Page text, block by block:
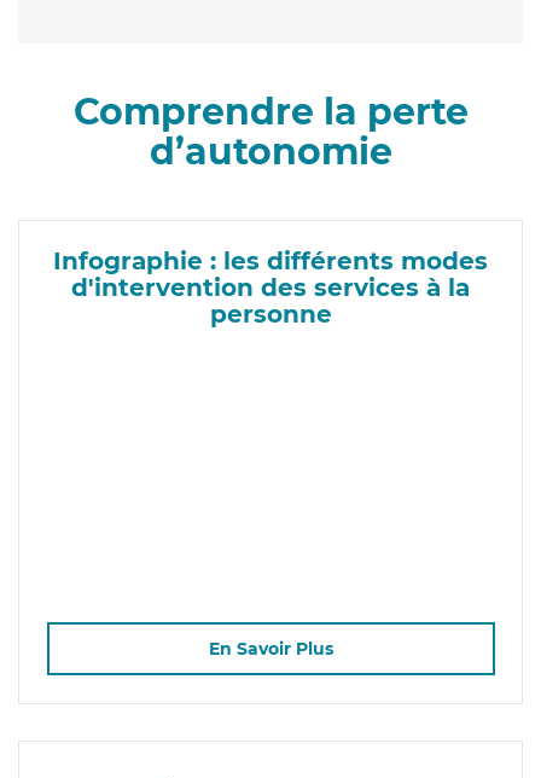
Comprendre la perte
d’autonomie
Infographie : les différents modes
d'intervention des services à la
personne
En Savoir Plus